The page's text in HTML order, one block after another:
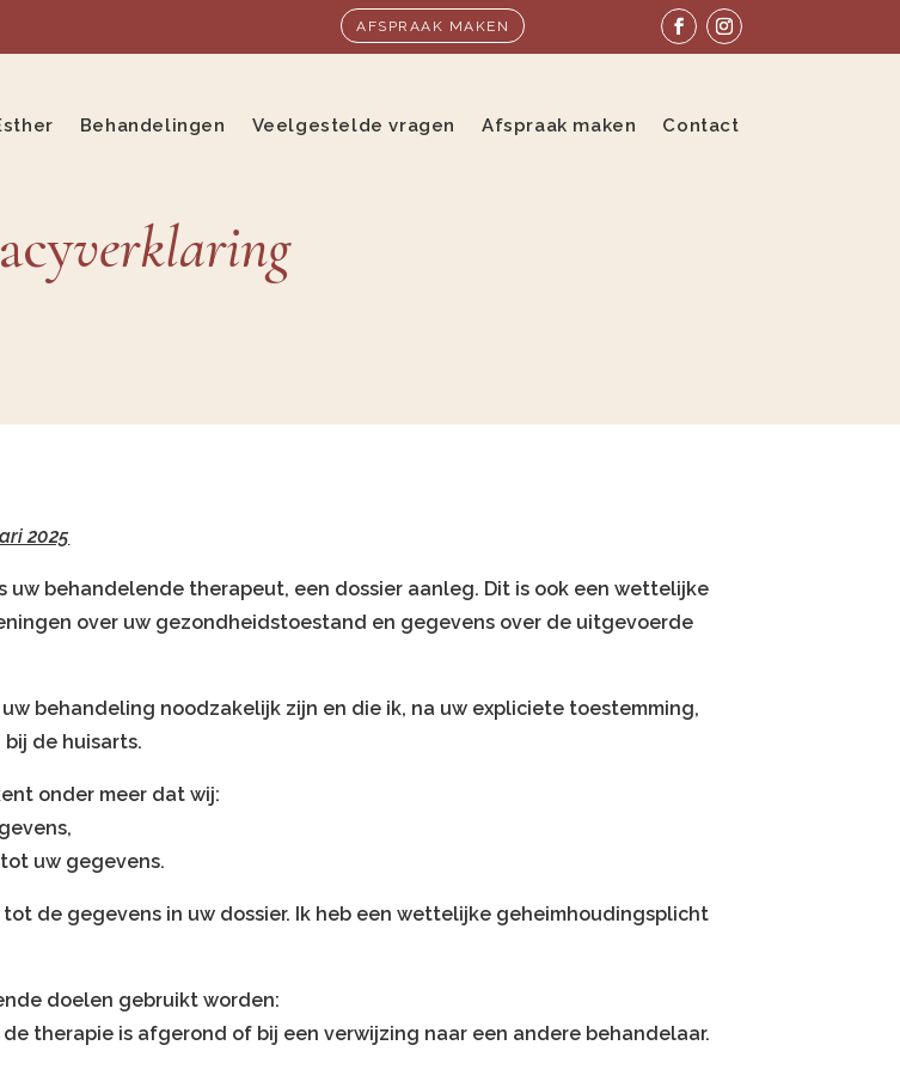
AFSPRAAK MAKEN
Behandelingen Veelgestelde vragen Afspraak maken Contact
verklaring
2025
behandelende therapeut, een dossier aanleg. Dit is ook een wettelijke
over uw gezondheidstoestand en gegevens over de uitgevoerde
behandeling noodzakelijk zijn en die ik, na uw expliciete toestemming,
de huisarts.
onder meer dat wij:
uw gegevens.
de gegevens in uw dossier. Ik heb een wettelijke geheimhoudingsplicht
doelen gebruikt worden:
therapie is afgerond of bij een verwijzing naar een andere behandelaar.